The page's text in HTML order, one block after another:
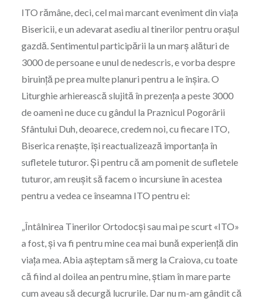
ITO rămâne, deci, cel mai marcant eveniment din viaţa
Bisericii, e un adevarat asediu al tinerilor pentru oraşul
gazdă. Sentimentul participării la un marş alături de
3000 de persoane e unul de nedescris, e vorba despre
biruinţă pe prea multe planuri pentru a le înşira. O
Liturghie arhierească slujită în prezenţa a peste 3000
de oameni ne duce cu gândul la Praznicul Pogorârii
Sfântului Duh, deoarece, credem noi, cu fiecare ITO,
Biserica renaşte, îşi reactualizează importanţa în
sufletele tuturor. Şi pentru că am pomenit de sufletele
tuturor, am reuşit să facem o incursiune în acestea
pentru a vedea ce înseamna ITO pentru ei:
„Întâlnirea Tinerilor Ortodocși sau mai pe scurt «ITO»
a fost, și va fi pentru mine cea mai bună experiență din
viața mea. Abia așteptam să merg la Craiova, cu toate
că fiind al doilea an pentru mine, știam în mare parte
cum aveau să decurgă lucrurile. Dar nu m-am gândit că